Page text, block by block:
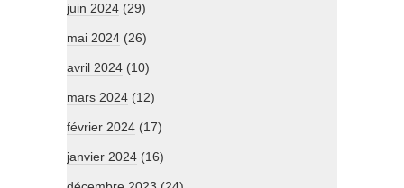
juin 2024 (29)
mai 2024 (26)
avril 2024 (10)
mars 2024 (12)
février 2024 (17)
janvier 2024 (16)